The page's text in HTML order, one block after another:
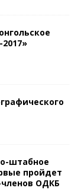
штабное
пройдет
членов ОДКБ